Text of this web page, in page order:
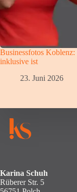
Businessfotos
inklusive ist
23. Juni 2026
Karina Schuh
Rüberer Str. 5